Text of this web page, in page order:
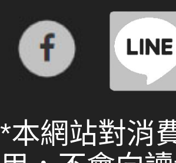
*本網站對消